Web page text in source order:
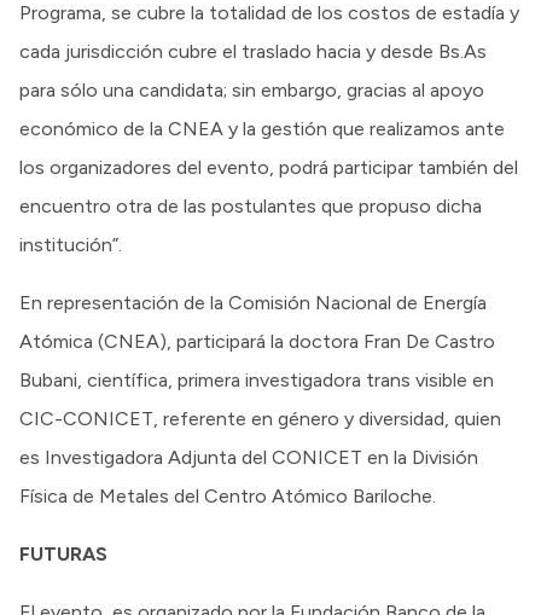
Programa, se cubre la totalidad de los costos de estadía y
cada jurisdicción cubre el traslado hacia y desde Bs.As
para sólo una candidata; sin embargo, gracias al apoyo
económico de la CNEA y la gestión que realizamos ante
los organizadores del evento, podrá participar también del
encuentro otra de las postulantes que propuso dicha
institución”.
En representación de la Comisión Nacional de Energía
Atómica (CNEA), participará la doctora Fran De Castro
Bubani, científica, primera investigadora trans visible en
CIC-CONICET, referente en género y diversidad, quien
es Investigadora Adjunta del CONICET en la División
Física de Metales del Centro Atómico Bariloche.
FUTURAS